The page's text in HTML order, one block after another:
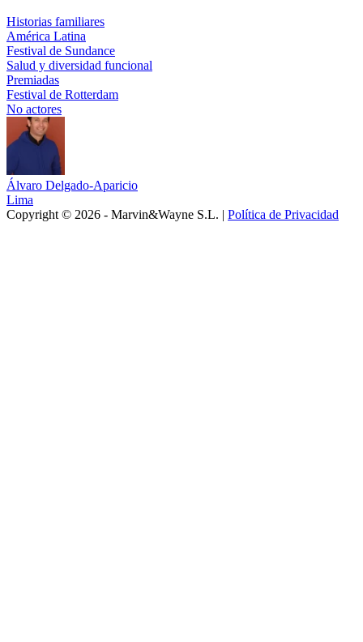
Historias familiares
América Latina
Festival de Sundance
Salud y diversidad funcional
Premiadas
Festival de Rotterdam
No actores
Álvaro Delgado-Aparicio
Lima
Copyright © 2026 - Marvin&Wayne S.L. | Política de Privacidad